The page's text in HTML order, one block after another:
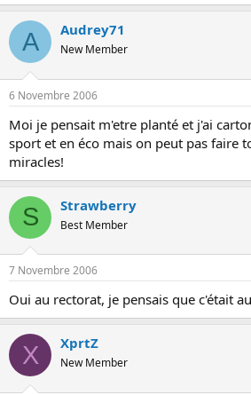
A Audrey71
New Member
6 Novembre 2006
Moi je pensait m'etre planté et j'ai
sport et en éco mais on peut pas faire
miracles!
S Strawberry
Best Member
7 Novembre 2006
Oui au rectorat, je pensais que c'était
X XprtZ
New Member